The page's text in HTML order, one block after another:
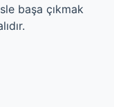
başa çıkmak